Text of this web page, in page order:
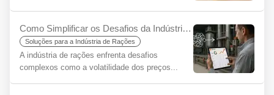
Como Simplificar os Desafios da Indústria de Rações Usando o YemYap?
Soluções para a Indústria de Rações
A indústria de rações enfrenta desafios
complexos como a volatilidade dos preços...